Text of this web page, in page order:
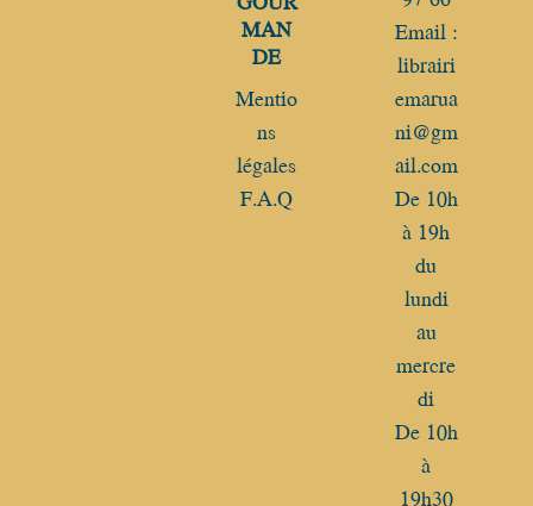
MAN
DE
Mentio
ns
légales
F.A.Q
Email :
librairi
emarua
ni@gm
ail.com​
De 10h
à 19h
du
lundi
au
mercre
di
De 10h
à
19h30